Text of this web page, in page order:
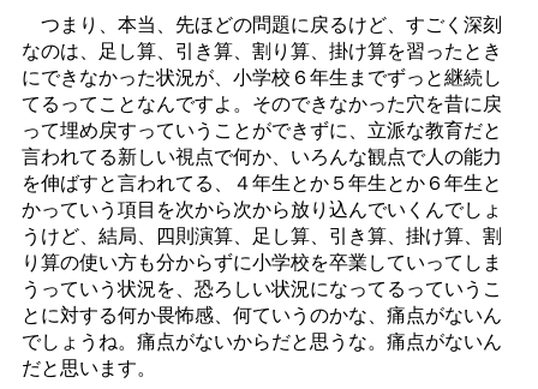
つまり、本当、先ほどの問題に戻るけど、すごく深刻
なのは、足し算、引き算、割り算、掛け算を習ったとき
にできなかった状況が、小学校６年生までずっと継続し
てるってことなんですよ。そのできなかった穴を昔に戻
って埋め戻すっていうことができずに、立派な教育だと
言われてる新しい視点で何か、いろんな観点で人の能力
を伸ばすと言われてる、４年生とか５年生とか６年生と
かっていう項目を次から次から放り込んでいくんでしょ
うけど、結局、四則演算、足し算、引き算、掛け算、割
り算の使い方も分からずに小学校を卒業していってしま
うっていう状況を、恐ろしい状況になってるっていうこ
とに対する何か畏怖感、何ていうのかな、痛点がないん
でしょうね。痛点がないからだと思うな。痛点がないん
だと思います。